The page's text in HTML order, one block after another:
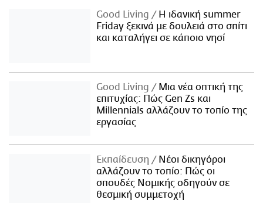
Good Living
Η ιδανική summer
Friday ξεκινά με δουλειά στο σπίτι
και καταλήγει σε κάποιο νησί
Good Living
Μια νέα οπτική της
επιτυχίας: Πώς Gen Zs και
Millennials αλλάζουν το τοπίο της
εργασίας
Εκπαίδευση
Νέοι δικηγόροι
αλλάζουν το τοπίο: Πώς οι
σπουδές Νομικής οδηγούν σε
θεσμική συμμετοχή